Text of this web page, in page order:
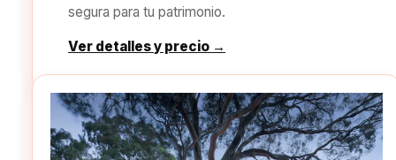
segura para tu patrimonio.
Ver detalles y precio →